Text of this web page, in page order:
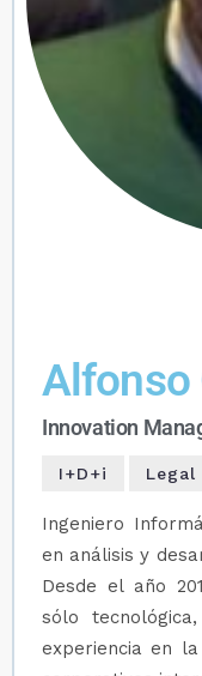
Alfonso
Innovation
I+D+i
Ingeniero
en análisis y
Desde el año
sólo
experiencia en